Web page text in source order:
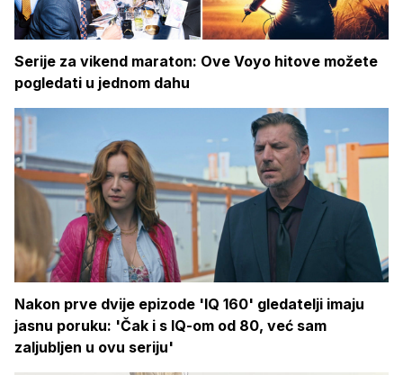
Serije za vikend maraton: Ove Voyo hitove možete
pogledati u jednom dahu
Nakon prve dvije epizode 'IQ 160' gledatelji imaju
jasnu poruku: 'Čak i s IQ-om od 80, već sam
zaljubljen u ovu seriju'